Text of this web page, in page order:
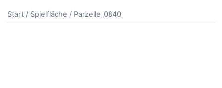
Start / Spielfläche / Parzelle_0840